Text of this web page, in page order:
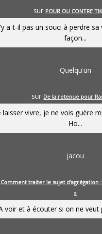
sur POUR OU CONTRE
a-t-il pas un souci à perdre
façon...
Quelqu'un
sur De la retenue pour
laisser vivre, je ne vois guère
Ho...
jacou
Comment traiter le sujet d’agrégation
»
voir et à écouter si on ne veut